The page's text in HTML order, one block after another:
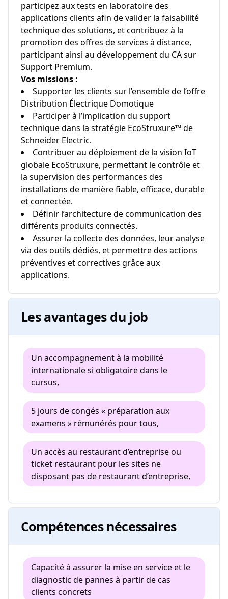
participez aux tests en laboratoire des
applications clients afin de valider la faisabilité
technique des solutions, et contribuez à la
promotion des offres de services à distance,
participant ainsi au développement du CA sur
Support Premium.
Vos missions :
Supporter les clients sur l’ensemble de l’offre
Distribution Électrique Domotique
Participer à l’implication du support
technique dans la stratégie EcoStruxure™ de
Schneider Electric.
Contribuer au déploiement de la vision IoT
globale EcoStruxure, permettant le contrôle et
la supervision des performances des
installations de manière fiable, efficace, durable
et connectée.
Définir l’architecture de communication des
différents produits connectés.
Assurer la collecte des données, leur analyse
via des outils dédiés, et permettre des actions
préventives et correctives grâce aux
applications.
Les avantages du job
Un accompagnement à la mobilité
internationale si obligatoire dans le
cursus,
5 jours de congés « préparation aux
examens » rémunérés pour tous,
Un accès au restaurant d’entreprise ou
ticket restaurant pour les sites ne
disposant pas de restaurant d’entreprise,
Compétences nécessaires
Capacité à assurer la mise en service et le
diagnostic de pannes à partir de cas
clients concrets